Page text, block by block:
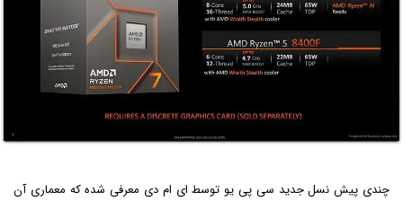
چندی پیش نسل جدید سی پی یو توسط ای ام دی معرفی شده که معماری آن